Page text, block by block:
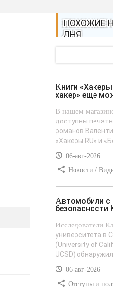
ПОХОЖИЕ НОВОСТИ
ДНЯ
Книги «Хакеры.RU» и «Белый
хакер» еще
В нашем
доступны
романов
«Хакеры.RU» и
06-авг-2026
Новости /
Автомобили с системами
безопасности
Исследователи
университета в
(University of
UCSD)
06-авг-2026
Отступы и